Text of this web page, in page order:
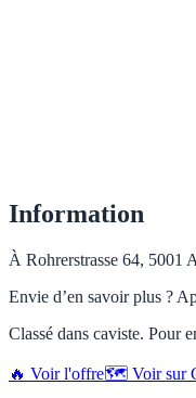
Information
À Rohrerstrasse 64, 5001
Envie d’en savoir plus ?
Classé dans caviste. Pour
🔥 Voir l'offre🗺️ Voir sur